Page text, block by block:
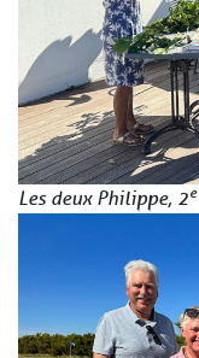
Les deux Philippe, 2e